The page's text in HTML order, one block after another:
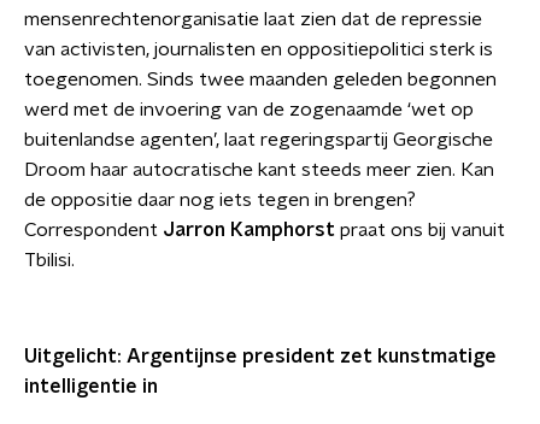
mensenrechtenorganisatie laat zien dat de repressie
van activisten, journalisten en oppositiepolitici sterk is
toegenomen. Sinds twee maanden geleden begonnen
werd met de invoering van de zogenaamde ‘wet op
buitenlandse agenten’, laat regeringspartij Georgische
Droom haar autocratische kant steeds meer zien. Kan
de oppositie daar nog iets tegen in brengen?
Correspondent Jarron Kamphorst praat ons bij vanuit
Tbilisi.
Uitgelicht: Argentijnse president zet kunstmatige
intelligentie in